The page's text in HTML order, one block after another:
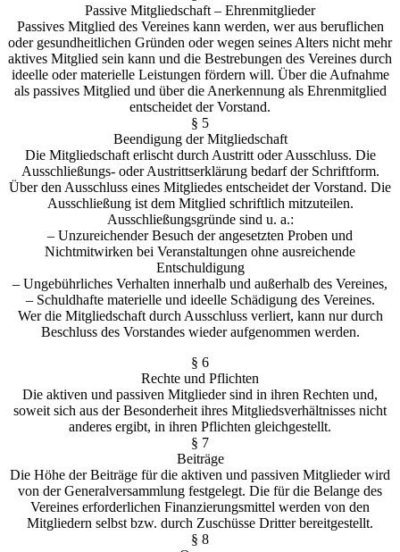
Passive Mitgliedschaft – Ehrenmitglieder
Passives Mitglied des Vereines kann werden, wer aus beruflichen
oder gesundheitlichen Gründen oder wegen seines Alters nicht mehr
aktives Mitglied sein kann und die Bestrebungen des Vereines durch
ideelle oder materielle Leistungen fördern will. Über die Aufnahme
als passives Mitglied und über die Anerkennung als Ehrenmitglied
entscheidet der Vorstand.
§ 5
Beendigung der Mitgliedschaft
Die Mitgliedschaft erlischt durch Austritt oder Ausschluss. Die
Ausschließungs- oder Austrittserklärung bedarf der Schriftform.
Über den Ausschluss eines Mitgliedes entscheidet der Vorstand. Die
Ausschließung ist dem Mitglied schriftlich mitzuteilen.
Ausschließungsgründe sind u. a.:
– Unzureichender Besuch der angesetzten Proben und
Nichtmitwirken bei Veranstaltungen ohne ausreichende
Entschuldigung
– Ungebührliches Verhalten innerhalb und außerhalb des Vereines,
– Schuldhafte materielle und ideelle Schädigung des Vereines.
Wer die Mitgliedschaft durch Ausschluss verliert, kann nur durch
Beschluss des Vorstandes wieder aufgenommen werden.
§ 6
Rechte und Pflichten
Die aktiven und passiven Mitglieder sind in ihren Rechten und,
soweit sich aus der Besonderheit ihres Mitgliedsverhältnisses nicht
anderes ergibt, in ihren Pflichten gleichgestellt.
§ 7
Beiträge
Die Höhe der Beiträge für die aktiven und passiven Mitglieder wird
von der Generalversammlung festgelegt. Die für die Belange des
Vereines erforderlichen Finanzierungsmittel werden von den
Mitgliedern selbst bzw. durch Zuschüsse Dritter bereitgestellt.
§ 8